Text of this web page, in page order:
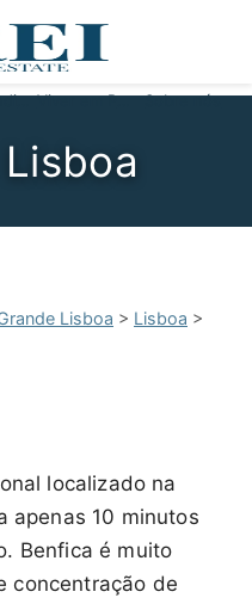
Empreendimentos Viver em Portugal Sobre nós
Lisboa > Lisboa >
localizado na
apenas 10 minutos
Benfica é muito
concentração de